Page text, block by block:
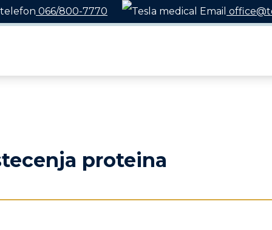
066/800-7770
proteina